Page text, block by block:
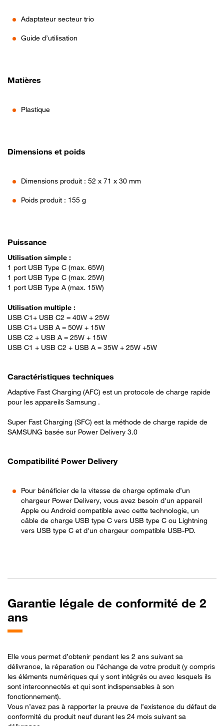
Adaptateur secteur trio
Guide d’utilisation
Matières
Plastique
Dimensions et poids
Dimensions produit : 52 x 71 x 30 mm
Poids produit : 155 g
Puissance
Utilisation simple :
1 port USB Type C (max. 65W)
1 port USB Type C (max. 25W)
1 port USB Type A (max. 15W)
Utilisation multiple :
USB C1+ USB C2 = 40W + 25W
USB C1+ USB A = 50W + 15W
USB C2 + USB A = 25W + 15W
USB C1 + USB C2 + USB A = 35W + 25W +5W
Caractéristiques techniques
Adaptive Fast Charging (AFC) est un protocole de charge rapide
pour les appareils Samsung .
Super Fast Charging (SFC) est la méthode de charge rapide de
SAMSUNG basée sur Power Delivery 3.0
Compatibilité Power Delivery
Pour bénéficier de la vitesse de charge optimale d’un
chargeur Power Delivery, vous avez besoin d'un appareil
Apple ou Android compatible avec cette technologie, un
câble de charge USB type C vers USB type C ou Lightning
vers USB type C et d'un chargeur compatible USB-PD.
Garantie légale de conformité de 2
ans
Elle vous permet d’obtenir pendant les 2 ans suivant sa
délivrance, la réparation ou l’échange de votre produit (y compris
les éléments numériques qui y sont intégrés ou avec lesquels ils
sont interconnectés et qui sont indispensables à son
fonctionnement).
Vous n’avez pas à rapporter la preuve de l’existence du défaut de
conformité du produit neuf durant les 24 mois suivant sa